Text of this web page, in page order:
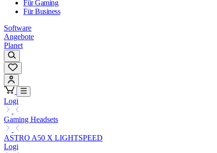
Für Gaming
Für Business
Software
Angebote
Planet
Logi
Gaming Headsets
ASTRO A50 X LIGHTSPEED
Logi